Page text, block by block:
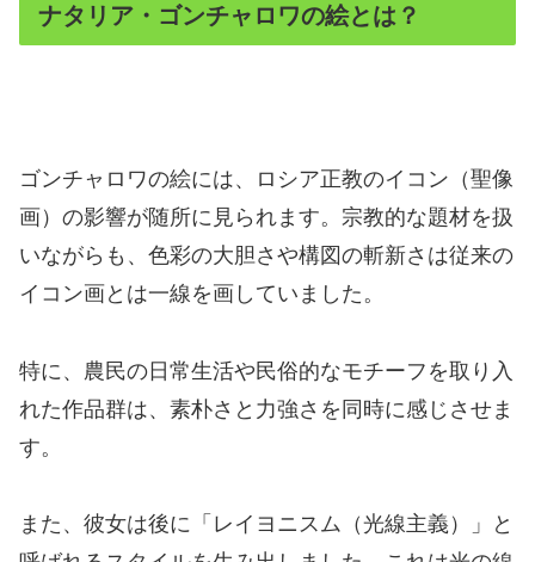
ナタリア・ゴンチャロワの絵とは？
ゴンチャロワの絵には、ロシア正教のイコン（聖像
画）の影響が随所に見られます。宗教的な題材を扱
いながらも、色彩の大胆さや構図の斬新さは従来の
イコン画とは一線を画していました。
特に、農民の日常生活や民俗的なモチーフを取り入
れた作品群は、素朴さと力強さを同時に感じさせま
す。
また、彼女は後に「レイヨニスム（光線主義）」と